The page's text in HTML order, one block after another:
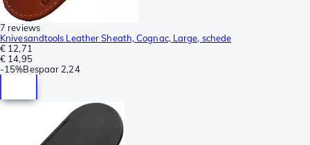
7 reviews
Knivesandtools Leather Sheath, Cognac, Large, schede
€ 12,71
€ 14,95
-15%Bespaar 2,24